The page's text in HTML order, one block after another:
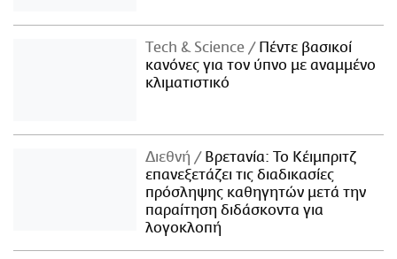
Τech & Science
Πέντε βασικοί
κανόνες για τον ύπνο με αναμμένο
κλιματιστικό
Διεθνή
Βρετανία: Το Κέιμπριτζ
επανεξετάζει τις διαδικασίες
πρόσληψης καθηγητών μετά την
παραίτηση διδάσκοντα για
λογοκλοπή